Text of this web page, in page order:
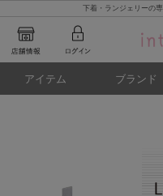
下着・ランジェリー
アイテム ブランド